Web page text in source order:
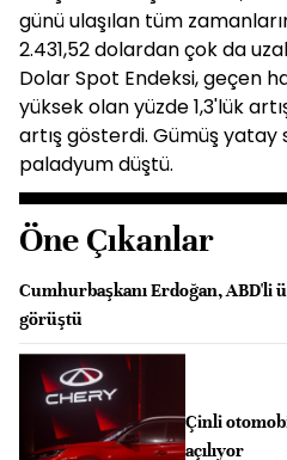
günü ulaşılan tüm
2.431,52 dolardan çok da
Dolar Spot Endeksi, geçen
yüksek olan yüzde 1,3'lük
artış gösterdi. Gümüş
paladyum düştü.
Öne Çıkanlar
Cumhurbaşkanı Erdoğan, ABD'li
görüştü
Çinli
açılıyor